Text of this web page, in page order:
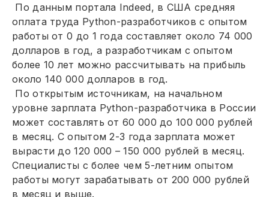
По данным портала Indeed, в США средняя
оплата труда Python-разработчиков с опытом
работы от 0 до 1 года составляет около 74 000
долларов в год, а разработчикам с опытом
более 10 лет можно рассчитывать на прибыль
около 140 000 долларов в год.
По открытым источникам, на начальном
уровне зарплата Python-разработчика в России
может составлять от 60 000 до 100 000 рублей
в месяц. С опытом 2-3 года зарплата может
вырасти до 120 000 – 150 000 рублей в месяц.
Специалисты с более чем 5-летним опытом
работы могут зарабатывать от 200 000 рублей
в месяц и выше.